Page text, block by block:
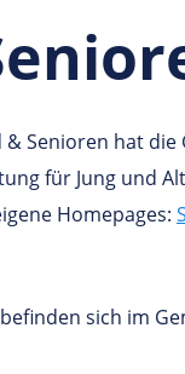
Senioren hat die
für Jung und
Homepages:
sich im